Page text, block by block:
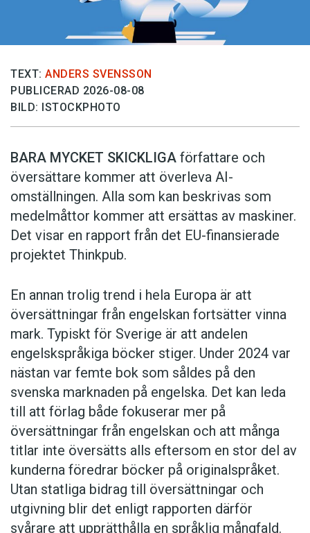
TEXT: ANDERS SVENSSON
PUBLICERAD 2026-08-08
BILD: ISTOCKPHOTO
BARA MYCKET SKICKLIGA författare och
översättare ­kommer att överleva AI-
omställningen. Alla som kan beskrivas som
medelmåttor kommer att ersättas av maskiner.
Det visar en rapport från det EU-finansierade
projektet Thinkpub.
En annan trolig trend i hela Europa är att
översättningar från engelskan fortsätter vinna
mark. Typiskt för Sverige är att andelen
engelskspråkiga böcker stiger. Under 2024 var
nästan var femte bok som såldes på den
svenska marknaden på engelska. Det kan leda
till att förlag både fokuserar mer på
översättningar från engelskan och att många
titlar inte översätts alls eftersom en stor del av
kunderna föredrar böcker på originalspråket.
Utan statliga bidrag till översättningar och
utgivning blir det enligt rapporten därför
svårare att upprätthålla en språklig mångfald.